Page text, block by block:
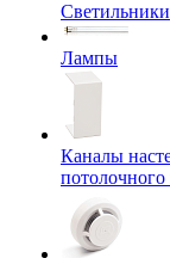
Светильники
Лампы
Каналы